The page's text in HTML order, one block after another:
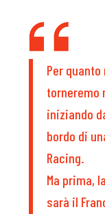
Per quanto
torneremo
iniziando
bordo di
Racing.
Ma prima,
sarà il